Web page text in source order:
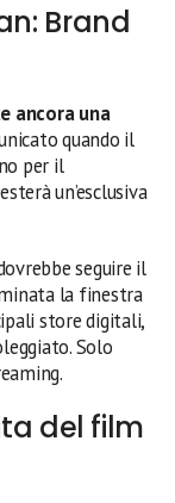
Brand
ancora una
quando il
per il
un’esclusiva
seguire il
la finestra
store digitali,
Solo
del film